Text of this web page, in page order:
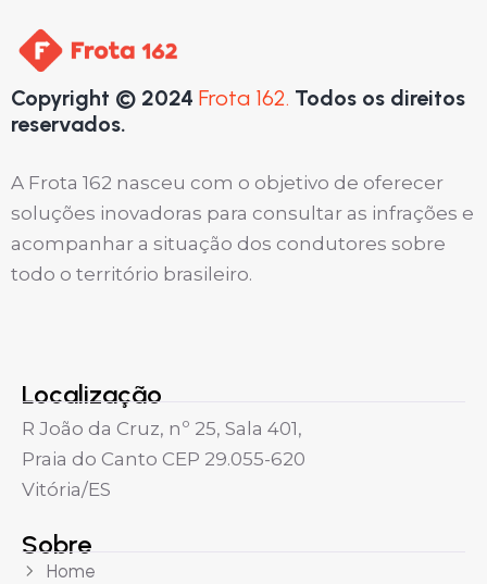
Copyright © 2024 Frota 162. Todos os direitos
reservados.
A Frota 162 nasceu com o objetivo de oferecer
soluções inovadoras para consultar as infrações e
acompanhar a situação dos condutores sobre
todo o território brasileiro.
Localização
R João da Cruz, nº 25, Sala 401,
Praia do Canto CEP 29.055-620
Vitória/ES
Sobre
Home